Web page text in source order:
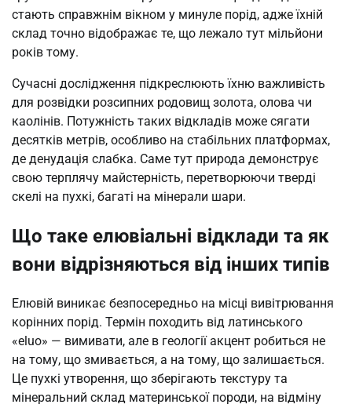
стають справжнім вікном у минуле порід, адже їхній
склад точно відображає те, що лежало тут мільйони
років тому.
Сучасні дослідження підкреслюють їхню важливість
для розвідки розсипних родовищ золота, олова чи
каолінів. Потужність таких відкладів може сягати
десятків метрів, особливо на стабільних платформах,
де денудація слабка. Саме тут природа демонструє
свою терплячу майстерність, перетворюючи тверді
скелі на пухкі, багаті на мінерали шари.
Що таке елювіальні відклади та як
вони відрізняються від інших типів
Елювій виникає безпосередньо на місці вивітрювання
корінних порід. Термін походить від латинського
«eluo» — вимивати, але в геології акцент робиться не
на тому, що змивається, а на тому, що залишається.
Це пухкі утворення, що зберігають текстуру та
мінеральний склад материнської породи, на відміну